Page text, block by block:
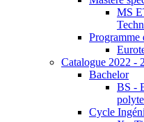
MS
Programme
Catalogue 2022 -
Bachelor
BS -
Cycle